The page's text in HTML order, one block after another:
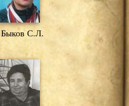
Быков С.Л.